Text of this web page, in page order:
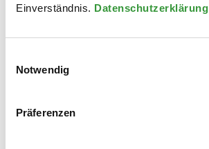
Einverständnis. Datenschutzerklärung
Notwendig
Präferenzen
Zur Unterseite